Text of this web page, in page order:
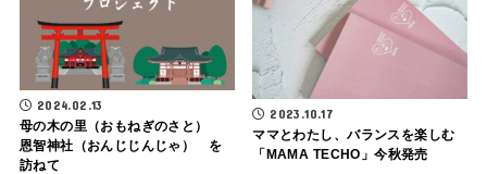
2024.02.13
母の木の里（おもねぎのさと）
恩智神社（おんじじんじゃ） を
訪ねて
2023.10.17
ママとわたし、バランスを楽しむ
「MAMA TECHO」今秋発売